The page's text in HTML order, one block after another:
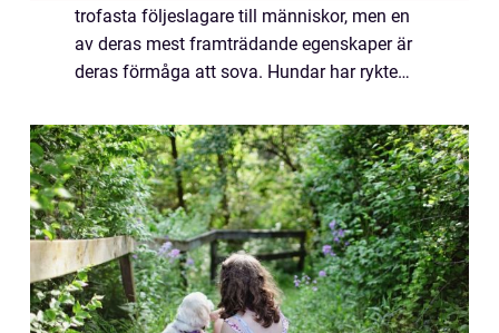
trofasta följeslagare till människor, men en
av deras mest framträdande egenskaper är
deras förmåga att sova. Hundar har rykte
många ägare kan intyga att deras fyrbenta...